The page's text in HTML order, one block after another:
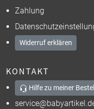
Zahlung
Widerruf erklären
KONTAKT
Hilfe zu meiner